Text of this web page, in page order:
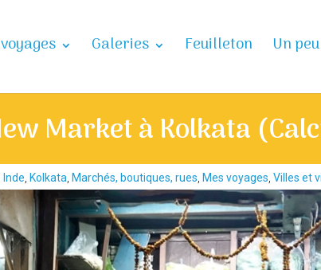
Galeries Feuilleton Un
Market à Kolkata
Inde Kolkata Marchés, boutiques, rues Mes voyages ,Villes et